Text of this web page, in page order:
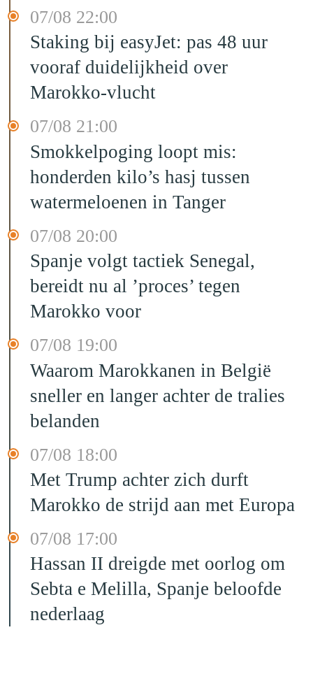
07/08 22:00
Staking bij easyJet: pas 48 uur
vooraf duidelijkheid over
Marokko-vlucht
07/08 21:00
Smokkelpoging loopt mis:
honderden kilo’s hasj tussen
watermeloenen in Tanger
07/08 20:00
Spanje volgt tactiek Senegal,
bereidt nu al ’proces’ tegen
Marokko voor
07/08 19:00
Waarom Marokkanen in België
sneller en langer achter de tralies
belanden
07/08 18:00
Met Trump achter zich durft
Marokko de strijd aan met Europa
07/08 17:00
Hassan II dreigde met oorlog om
Sebta e Melilla, Spanje beloofde
nederlaag